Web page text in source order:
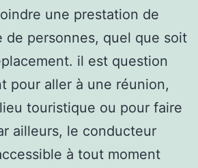
une prestation de
de personnes, quel que soit
il est question
pour aller à une réunion,
touristique ou pour faire
ailleurs, le conducteur
à tout moment